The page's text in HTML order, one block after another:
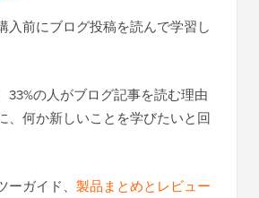
入前にブログ投稿を読んで学習し
33%の人がブログ記事を読む理由
、何か新しいことを学びたいと回
ガイド、 製品まとめとレビュー